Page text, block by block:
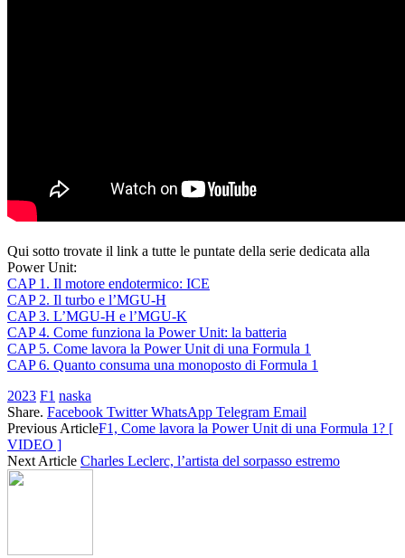
Qui sotto trovate il link a tutte le puntate della serie dedicata alla
Power Unit:
CAP 1. Il motore endotermico: ICE
CAP 2. Il turbo e l’MGU-H
CAP 3. L’MGU-H e l’MGU-K
CAP 4. Come funziona la Power Unit: la batteria
CAP 5. Come lavora la Power Unit di una Formula 1
CAP 6. Quanto consuma una monoposto di Formula 1
2023 F1 naska
Share. Facebook Twitter WhatsApp Telegram Email
Previous ArticleF1, Come lavora la Power Unit di una Formula 1? [
VIDEO ]
Next Article Charles Leclerc, l’artista del sorpasso estremo